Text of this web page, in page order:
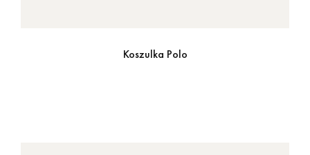
Koszulka Polo